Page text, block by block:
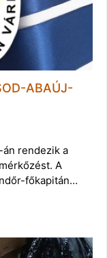
ABAÚJ-
án rendezik a
A
főkapitán…